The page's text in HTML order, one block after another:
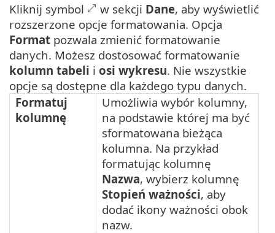
Kliknij symbol w sekcji Dane, aby wyświetlić
rozszerzone opcje formatowania. Opcja
Format pozwala zmienić formatowanie
danych. Możesz dostosować formatowanie
kolumn tabeli i osi wykresu. Nie wszystkie
opcje są dostępne dla każdego typu danych.
Formatuj
kolumnę
Umożliwia wybór kolumny,
na podstawie której ma być
sformatowana bieżąca
kolumna. Na przykład
formatując kolumnę
Nazwa, wybierz kolumnę
Stopień ważności, aby
dodać ikony ważności obok
nazw.